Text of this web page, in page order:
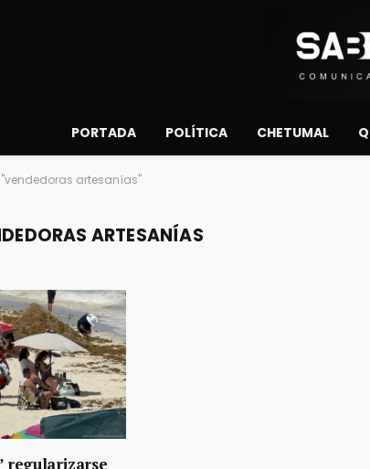
PORTADA POLÍTICA CHETUMAL
artesanías"
ARTESANÍAS
regularizarse